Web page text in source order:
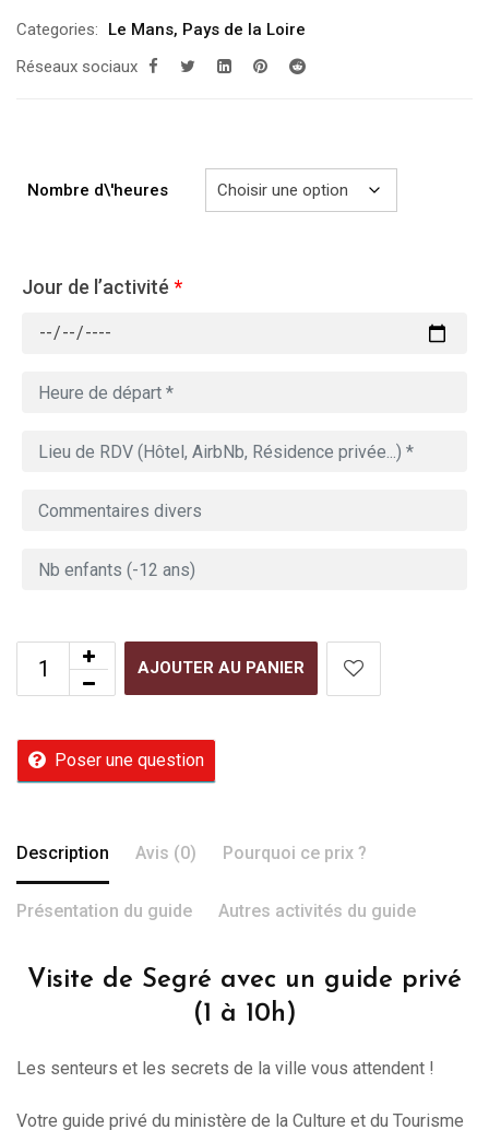
prix :
279.00€
Categories: Le Mans, Pays de la Loire
Réseaux sociaux
Nombre d\'heures
Jour de l’activité *
AJOUTER AU PANIER
Poser une question
Description Avis (0) Pourquoi ce prix ?
Présentation du guide Autres activités du guide
Visite de Segré avec un guide privé
(1 à 10h)
Les senteurs et les secrets de la ville vous attendent !
Votre guide privé du ministère de la Culture et du Tourisme